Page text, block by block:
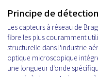
Principe de
Les capteurs à réseau de
fibre les plus couramment
structurelle dans l'industrie
optique microscopique
une longueur d'onde